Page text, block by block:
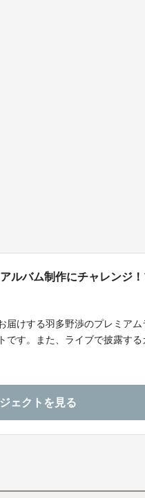
ルバム制作にチャレンジ
届けする羽多野渉のプレミアム
です。また、ライブで披露する
ェクトを見る